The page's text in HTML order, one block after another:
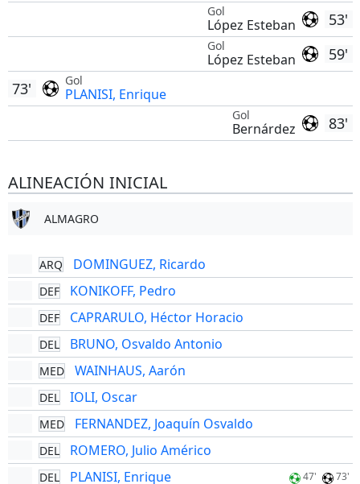
53'
Gol
López Esteban
59'
Gol
López Esteban
Gol
PLANISI, Enrique
73'
83'
Gol
Bernárdez
ALINEACIÓN INICIAL
ALMAGRO
ARQ DOMINGUEZ, Ricardo
DEF KONIKOFF, Pedro
DEF CAPRARULO, Héctor Horacio
DEL BRUNO, Osvaldo Antonio
MED WAINHAUS, Aarón
DEL IOLI, Oscar
MED FERNANDEZ, Joaquín Osvaldo
DEL ROMERO, Julio Américo
DEL PLANISI, Enrique 47' 73'